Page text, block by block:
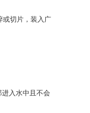
或切片，装入广
入水中且不会